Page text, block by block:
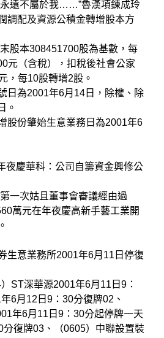
屬於我……”魯漢項鍊成玲
調配及資源公積金轉增股本方
308451700股為基數，每
元（含稅），扣稅後社會公家
，每10股轉增2股。
2001年6月14日，除權、除
。
肇始生意業務日為2001年6
慶華科：公司自籌資金興修公
姑且董事會審議經由過
萬元在年夜慶高新手藝工業開
意業務所2001年6月11日停復
華源2001年6月11日9：
6月12日9：30分復牌02、
年6月11日9：30分起停牌一天
復牌03、（0605）中聯設置裝